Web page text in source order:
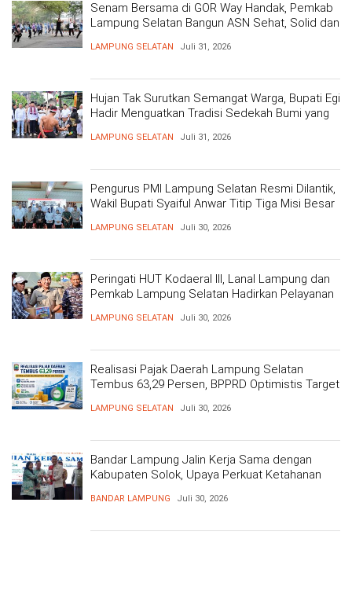
Senam Bersama di GOR Way Handak, Pemkab
Lampung Selatan Bangun ASN Sehat, Solid dan
LAMPUNG SELATAN Juli 31, 2026
Hujan Tak Surutkan Semangat Warga, Bupati Egi
Hadir Menguatkan Tradisi Sedekah Bumi yang
LAMPUNG SELATAN Juli 31, 2026
Pengurus PMI Lampung Selatan Resmi Dilantik,
Wakil Bupati Syaiful Anwar Titip Tiga Misi Besar
LAMPUNG SELATAN Juli 30, 2026
Peringati HUT Kodaeral III, Lanal Lampung dan
Pemkab Lampung Selatan Hadirkan Pelayanan
LAMPUNG SELATAN Juli 30, 2026
Realisasi Pajak Daerah Lampung Selatan
Tembus 63,29 Persen, BPPRD Optimistis Target
LAMPUNG SELATAN Juli 30, 2026
Bandar Lampung Jalin Kerja Sama dengan
Kabupaten Solok, Upaya Perkuat Ketahanan
BANDAR LAMPUNG Juli 30, 2026